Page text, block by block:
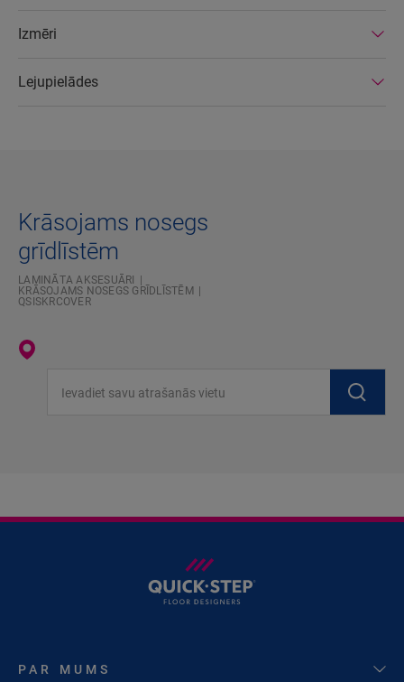
Izmēri
Lejupielādes
Krāsojams nosegs
grīdlīstēm
LAMINĀTA AKSESUĀRI
KRĀSOJAMS NOSEGS GRĪDLĪSTĒM
QSISKRCOVER
PAR MUMS